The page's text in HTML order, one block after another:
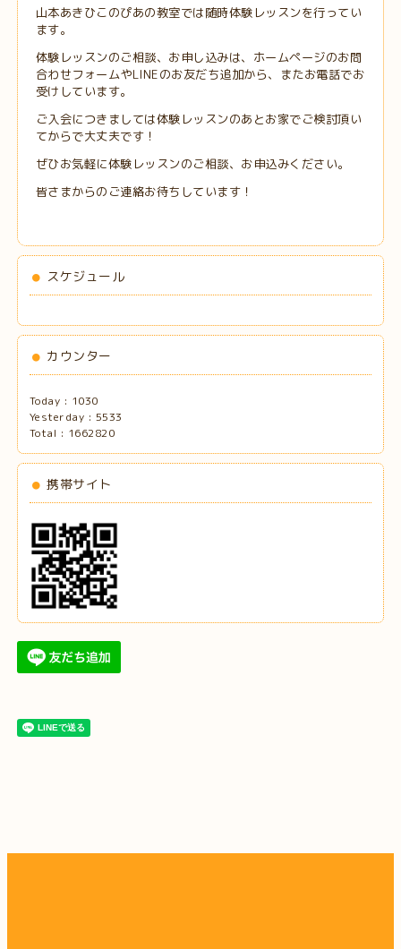
山本あきひこのぴあの教室では随時体験レッスンを行ってい
ます。
体験レッスンのご相談、お申し込みは、ホームページのお問
合わせフォームやLINEのお友だち追加から、またお電話でお
受けしています。
ご入会につきましては体験レッスンのあとお家でご検討頂い
てからで大丈夫です！
ぜひお気軽に体験レッスンのご相談、お申込みください。
皆さまからのご連絡お待ちしています！
スケジュール
カウンター
Today : 1030
Yesterday : 5533
Total : 1662820
携帯サイト